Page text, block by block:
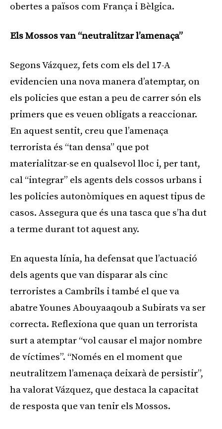
obertes a països com França i Bèlgica.
Els Mossos van “neutralitzar l’amenaça”
Segons Vázquez, fets com els del 17-A
evidencien una nova manera d’atemptar, on
els policies que estan a peu de carrer són els
primers que es veuen obligats a reaccionar.
En aquest sentit, creu que l’amenaça
terrorista és “tan densa” que pot
materialitzar-se en qualsevol lloc i, per tant,
cal “integrar” els agents dels cossos urbans i
les policies autonòmiques en aquest tipus de
casos. Assegura que és una tasca que s’ha dut
a terme durant tot aquest any.
En aquesta línia, ha defensat que l’actuació
dels agents que van disparar als cinc
terroristes a Cambrils i també el que va
abatre Younes Abouyaaqoub a Subirats va ser
correcta. Reflexiona que quan un terrorista
surt a atemptar “vol causar el major nombre
de víctimes”. “Només en el moment que
neutralitzem l’amenaça deixarà de persistir”,
ha valorat Vázquez, que destaca la capacitat
de resposta que van tenir els Mossos.